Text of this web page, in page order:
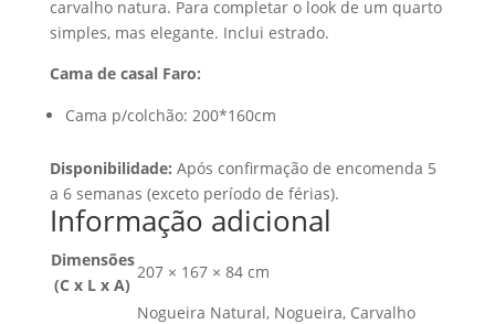
carvalho natura. Para completar o look de um quarto
simples, mas elegante. Inclui estrado.
Cama de casal Faro:
Cama p/colchão: 200*160cm
Disponibilidade: Após confirmação de encomenda 5
a 6 semanas (exceto período de férias).
Informação adicional
Dimensões
(C x L x A)
207 × 167 × 84 cm
Nogueira Natural, Nogueira, Carvalho